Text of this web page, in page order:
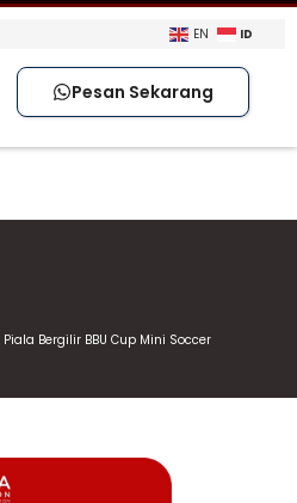
EN ID
Pesan Sekarang
Piala Bergilir BBU Cup Mini Soccer